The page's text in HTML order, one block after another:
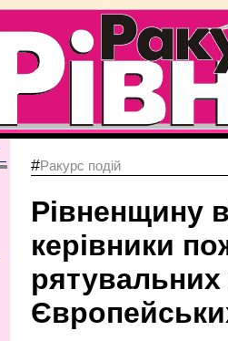
#Ракурс подій
Рівненщину
керівники